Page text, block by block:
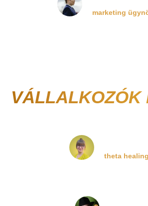
marketing
VÁLLALKOZÓK
theta healing